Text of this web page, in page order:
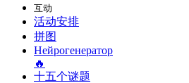
互动
活动安排
拼图
Нейрогенератор
🔥
十五个谜题